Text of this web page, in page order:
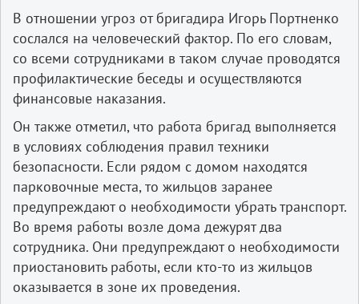
В отношении угроз от бригадира Игорь Портненко
сослался на человеческий фактор. По его словам,
со всеми сотрудниками в таком случае проводятся
профилактические беседы и осуществляются
финансовые наказания.
Он также отметил, что работа бригад выполняется
в условиях соблюдения правил техники
безопасности. Если рядом с домом находятся
парковочные места, то жильцов заранее
предупреждают о необходимости убрать транспорт.
Во время работы возле дома дежурят два
сотрудника. Они предупреждают о необходимости
приостановить работы, если кто-то из жильцов
оказывается в зоне их проведения.